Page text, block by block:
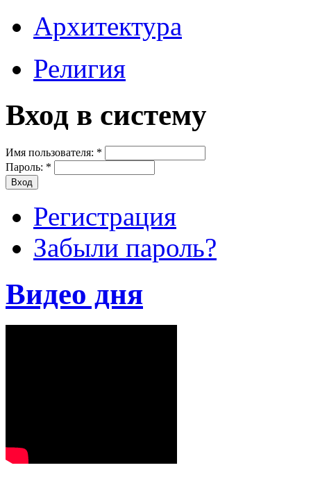
Архитектура
Религия
Вход в систему
Имя пользователя: *
Пароль: *
Регистрация
Забыли пароль?
Видео дня